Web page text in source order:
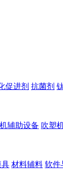
促进剂 抗菌剂
辅助设备 吹塑
具 材料辅料 软件